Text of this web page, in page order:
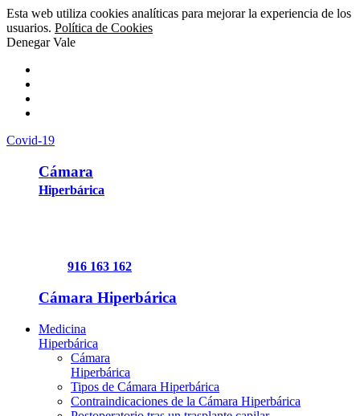
Esta web utiliza cookies analíticas para mejorar la experiencia de los
usuarios. Política de Cookies
DenegarVale
Covid-19
Cámara
Hiperbárica
916 163 162
Cámara Hiperbárica
Medicina
Hiperbárica
Cámara
Hiperbárica
Tipos de Cámara Hiperbárica
Contraindicaciones de la Cámara Hiperbárica